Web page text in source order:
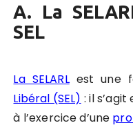
A. La
SEL
La SELARLest une
Libéral (SEL) : il
à l’exercice d’une